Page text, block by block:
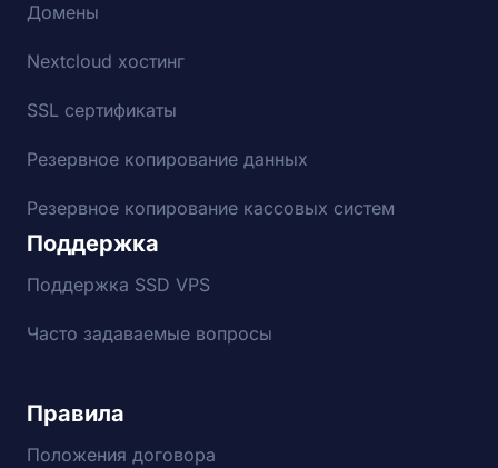
Домены
Nextcloud хостинг
SSL сертификаты
Резервное копирование данных
Резервное копирование кассовых систем
Поддержка
Поддержка SSD VPS
Часто задаваемые вопросы
Правила
Положения договора